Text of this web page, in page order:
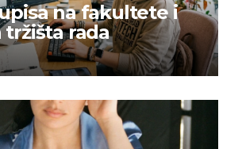
na fakultete i
rada